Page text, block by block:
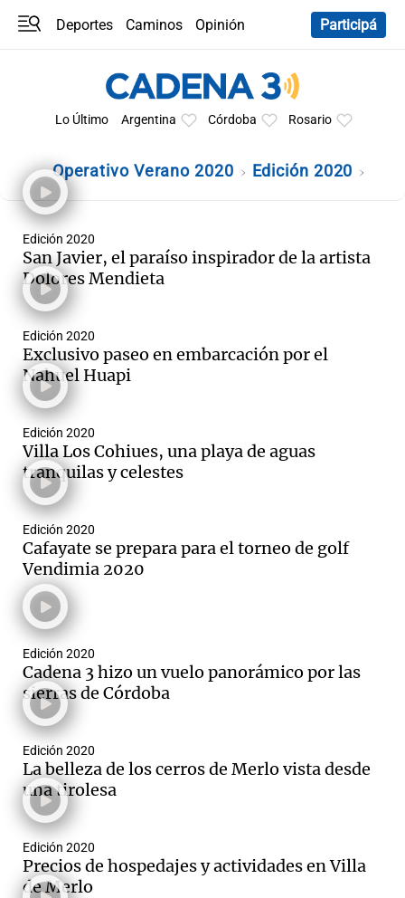
Deportes Caminos
Opinión
Participá
Lo Último Argentina Córdoba Rosario
Operativo Verano 2020 Edición 2020
Edición 2020
San Javier, el paraíso inspirador de la artista
Dolores Mendieta
Edición 2020
Exclusivo paseo en embarcación por el
Nahuel Huapi
Edición 2020
Villa Los Cohiues, una playa de aguas
tranquilas y celestes
Edición 2020
Cafayate se prepara para el torneo de golf
Vendimia 2020
Edición 2020
Cadena 3 hizo un vuelo panorámico por las
sierras de Córdoba
Edición 2020
La belleza de los cerros de Merlo vista desde
una tirolesa
Edición 2020
Precios de hospedajes y actividades en Villa
de Merlo